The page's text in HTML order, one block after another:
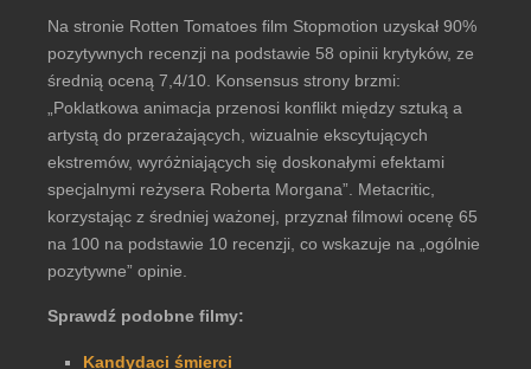
Na stronie Rotten Tomatoes film Stopmotion uzyskał 90%
pozytywnych recenzji na podstawie 58 opinii krytyków, ze
średnią oceną 7,4/10. Konsensus strony brzmi:
„Poklatkowa animacja przenosi konflikt między sztuką a
artystą do przerażających, wizualnie ekscytujących
ekstremów, wyróżniających się doskonałymi efektami
specjalnymi reżysera Roberta Morgana”. Metacritic,
korzystając z średniej ważonej, przyznał filmowi ocenę 65
na 100 na podstawie 10 recenzji, co wskazuje na „ogólnie
pozytywne” opinie.
Sprawdź podobne filmy:
Kandydaci śmierci